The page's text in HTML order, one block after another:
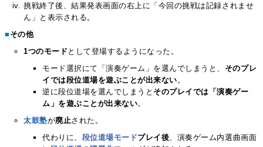
挑戦終了後、結果発表画面の右上に「今回の挑戦は記録されませ
ん」と表示される。
■ その他
1つのモード として登場するようになった。
モード選択にて「演奏ゲーム」を選んでしまうと、 そのプレ
イでは段位道場を遊ぶことが出来ない。
逆に段位道場を選んでしまうと そのプレイでは「演奏ゲー
ム」を遊ぶことが出来ない。
太鼓塾が廃止された。
代わりに、 段位道場モードプレイ後、演奏ゲーム内選曲画面